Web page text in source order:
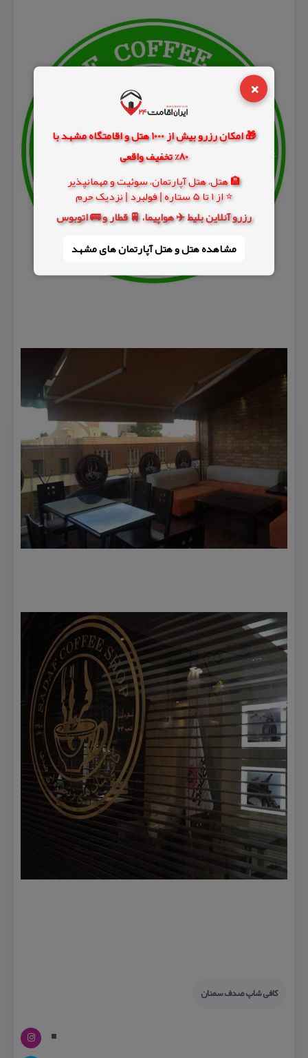
×
🎁 امکان رزرو بیش از 1000 هتل و اقامتگاه مشهد با
80% تخفیف واقعی
🏨 هتل، هتل آپارتمان، سوئیت و مهمانپذیر
⭐ از 1 تا 5 ستاره | فولبرد | نزدیک حرم
رزرو آنلاین بلیط ✈️ هواپیما، 🚆 قطار و 🚌 اتوبوس
مشاهده هتل و هتل‌ آپارتمان های مشهد
كافی شاپ صدف سمنان